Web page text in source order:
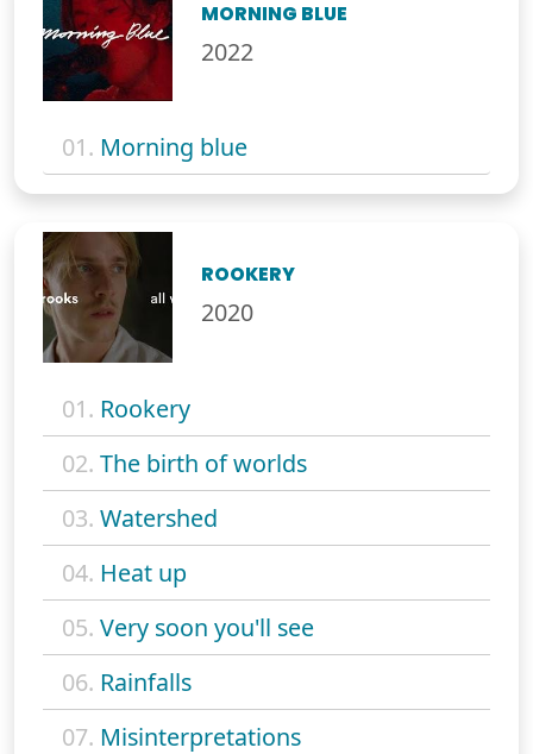
MORNING BLUE
2022
01. Morning blue
ROOKERY
2020
01. Rookery
02. The birth of worlds
03. Watershed
04. Heat up
05. Very soon you'll see
06. Rainfalls
07. Misinterpretations